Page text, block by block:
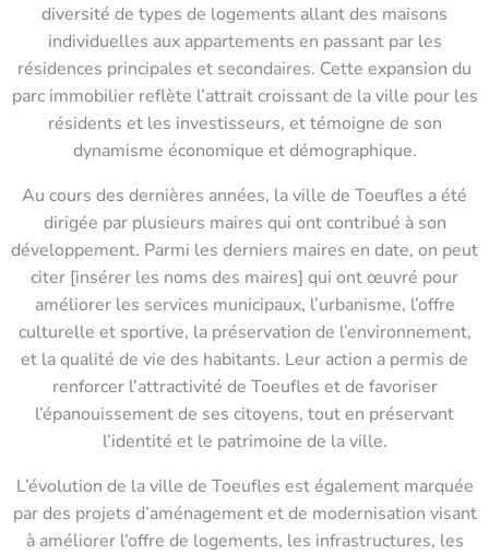
diversité de types de logements allant des maisons
individuelles aux appartements en passant par les
résidences principales et secondaires. Cette expansion du
parc immobilier reflète l’attrait croissant de la ville pour les
résidents et les investisseurs, et témoigne de son
dynamisme économique et démographique.
Au cours des dernières années, la ville de Toeufles a été
dirigée par plusieurs maires qui ont contribué à son
développement. Parmi les derniers maires en date, on peut
citer [insérer les noms des maires] qui ont œuvré pour
améliorer les services municipaux, l’urbanisme, l’offre
culturelle et sportive, la préservation de l’environnement,
et la qualité de vie des habitants. Leur action a permis de
renforcer l’attractivité de Toeufles et de favoriser
l’épanouissement de ses citoyens, tout en préservant
l’identité et le patrimoine de la ville.
L’évolution de la ville de Toeufles est également marquée
par des projets d’aménagement et de modernisation visant
à améliorer l’offre de logements, les infrastructures, les